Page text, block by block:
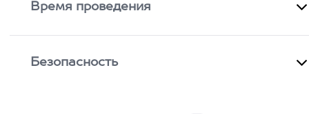
Время проведения
Безопасность